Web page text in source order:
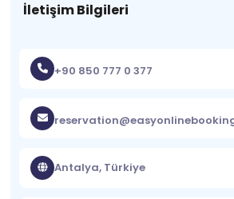
İletişim Bilgileri
+90 850 777 0 377
Antalya, Türkiye